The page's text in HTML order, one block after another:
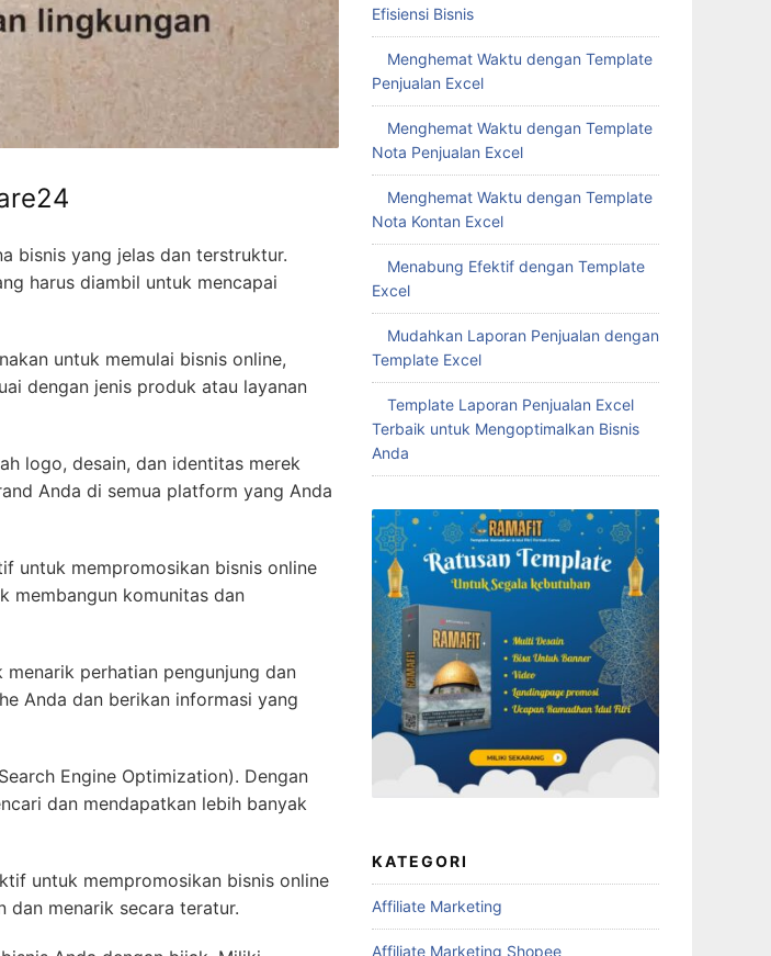
bisnis yang jelas dan terstruktur.
harus diambil untuk mencapai
untuk memulai bisnis online,
dengan jenis produk atau layanan
logo, desain, dan identitas merek
Anda di semua platform yang Anda
untuk mempromosikan bisnis online
membangun komunitas dan
menarik perhatian pengunjung dan
Anda dan berikan informasi yang
Engine Optimization). Dengan
dan mendapatkan lebih banyak
untuk mempromosikan bisnis online
dan menarik secara teratur.
Efisiensi Bisnis
Menghemat Waktu dengan Template
Penjualan Excel
Menghemat Waktu dengan Template
Nota Penjualan Excel
Menghemat Waktu dengan Template
Nota Kontan Excel
Menabung Efektif dengan Template
Excel
Mudahkan Laporan Penjualan dengan
Template Excel
Template Laporan Penjualan Excel
Terbaik untuk Mengoptimalkan Bisnis
Anda
KATEGORI
Affiliate Marketing
Affiliate Marketing Shopee